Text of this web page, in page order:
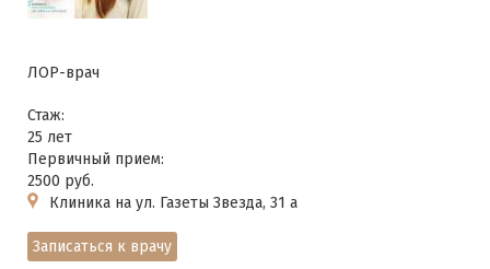
ЛОР-врач
Стаж:
25 лет
Первичный прием:
2500 руб.
Клиника на ул. Газеты Звезда, 31 а
Записаться к врачу